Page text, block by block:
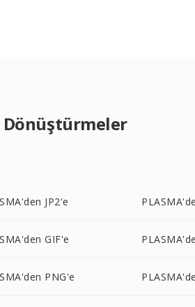
JP2'e
GIF'e
PNG'e